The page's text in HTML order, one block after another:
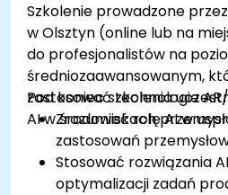
Szkolenie prowadzone
w Olsztyn (online lub na
do profesjonalistów na
średniozaawansowanym,
zastosować technologie
AI w środowiskach
Pod koniec szkolenia
Zrozumieć rolę AI w
zastosowań
Stosować rozwiązania
optymalizacji zadań